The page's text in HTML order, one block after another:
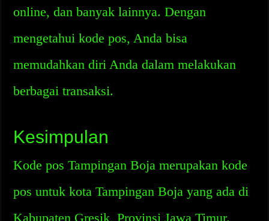
online, dan banyak lainnya. Dengan
mengetahui kode pos, Anda bisa
memudahkan diri Anda dalam melakukan
berbagai transaksi.
Kesimpulan
Kode pos Tampingan Boja merupakan kode
pos untuk kota Tampingan Boja yang ada di
Kabupaten Gresik, Provinsi Jawa Timur.